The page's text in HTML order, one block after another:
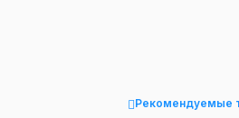
Рекомендуемые